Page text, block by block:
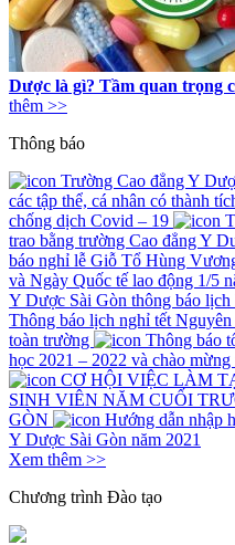
Dược là gì? Tầm quan trọng
thêm >>
Thông báo
Trường Cao đẳng Y
các tập thể, cá nhân có thành
chống dịch Covid – 19
trao bằng trường Cao đẳng Y
báo nghỉ lễ Giỗ Tổ Hùng
và Ngày Quốc tế lao động 1/5
Y Dược Sài Gòn thông báo
Thông báo lịch nghỉ tết
toàn trường
Thông báo
học 2021 – 2022 và chào
CƠ HỘI VIỆC LÀM
SINH VIÊN NĂM CUỐI
GÒN
Hướng dẫn nhập
Y Dược Sài Gòn năm 2021
Xem thêm >>
Chương trình Đào tạo